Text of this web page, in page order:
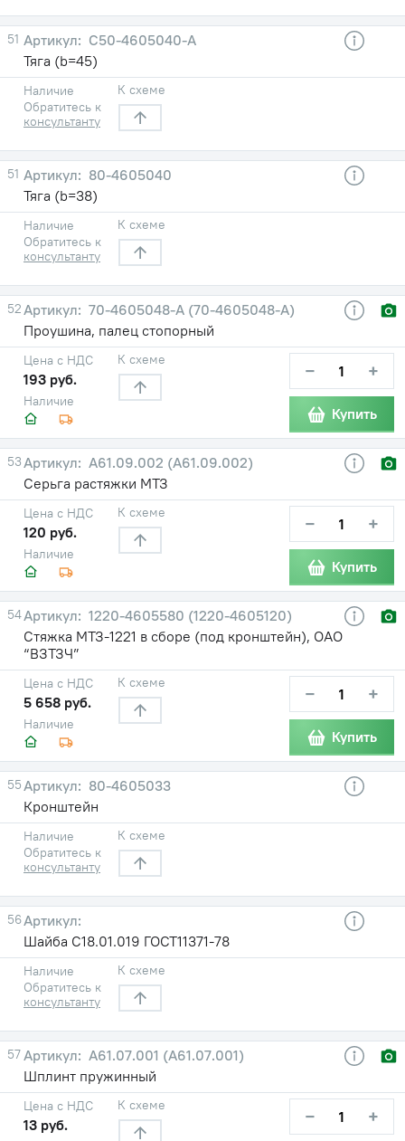
51
С50-4605040-А
Тяга (b=45)
Наличие
Обратитесь к
консультанту
К схеме
51
80-4605040
Тяга (b=38)
Наличие
Обратитесь к
консультанту
К схеме
52
70-4605048-A (70-4605048-А)
Проушина, палец стопорный
Наличие
Цена с НДС
193 руб.
К схеме − +
Купить
53
A61.09.002 (А61.09.002)
Серьга растяжки МТЗ
Наличие
Цена с НДС
120 руб.
К схеме − +
Купить
54
1220-4605580 (1220-4605120)
Стяжка МТЗ-1221 в сборе (под кронштейн), ОАО
“ВЗТЗЧ”
Наличие
Цена с НДС
5 658 руб.
К схеме − +
Купить
55
80-4605033
Кронштейн
Наличие
Обратитесь к
консультанту
К схеме
56
Шайба С18.01.019 ГОСТ11371-78
Наличие
Обратитесь к
консультанту
К схеме
57
A61.07.001 (А61.07.001)
Шплинт пружинный
Цена с НДС
13 руб.
К схеме − +